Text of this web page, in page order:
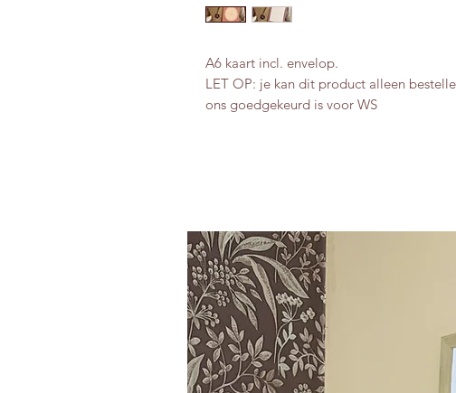
A6 kaart incl. envelop.
LET OP: je kan dit product alleen
ons goedgekeurd is voor WS